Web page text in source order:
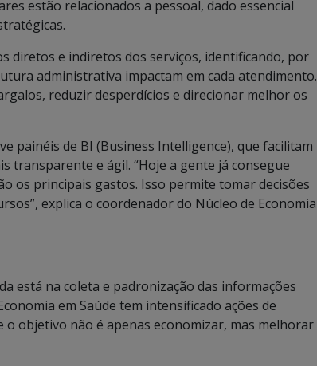
estão relacionados a pessoal, dado essencial
diretos e indiretos dos serviços, identificando, por
administrativa impactam em cada atendimento.
reduzir desperdícios e direcionar melhor os
painéis de BI (Business Intelligence), que facilitam
transparente e ágil. “Hoje a gente já consegue
os principais gastos. Isso permite tomar decisões
explica o coordenador do Núcleo de Economia
está na coleta e padronização das informações
em Saúde tem intensificado ações de
objetivo não é apenas economizar, mas melhorar